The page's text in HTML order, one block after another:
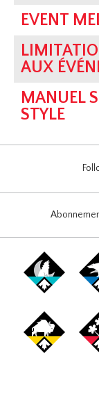
EVENT
AUX
MANUEL
STYLE